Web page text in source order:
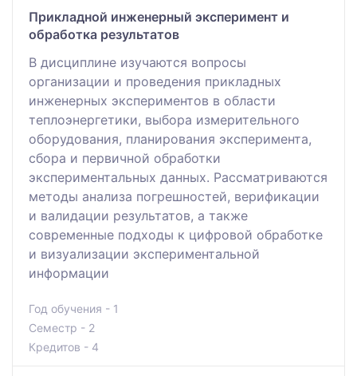
Прикладной инженерный эксперимент и
обработка результатов
В дисциплине изучаются вопросы
организации и проведения прикладных
инженерных экспериментов в области
теплоэнергетики, выбора измерительного
оборудования, планирования эксперимента,
сбора и первичной обработки
экспериментальных данных. Рассматриваются
методы анализа погрешностей, верификации
и валидации результатов, а также
современные подходы к цифровой обработке
и визуализации экспериментальной
информации
Год обучения - 1
Семестр - 2
Кредитов - 4